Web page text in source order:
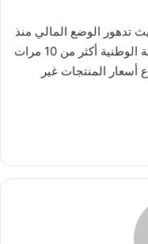
تدهور الوضع المالي منذ
خريف العام 2019، وانخفضت قيمة العملة الوطنية أكثر من 10 مرات
أسعار المنتجات غير